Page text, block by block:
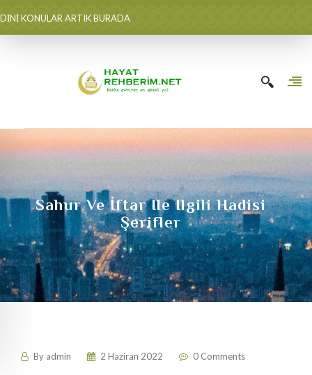
DİNİ KONULAR ARTIK BURADA
Sahur Ve İftar Ile Ilgili Hadisi
Şerifler
By admin 2 Haziran 2022 0 Comments